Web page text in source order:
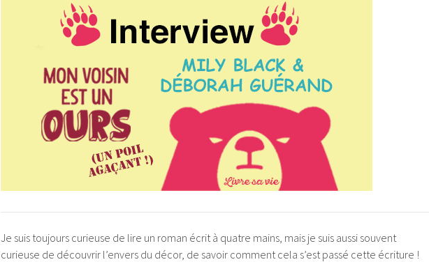
Je suis toujours curieuse de lire un roman écrit à quatre mains, mais je suis aussi souvent
curieuse de découvrir l’envers du décor, de savoir comment cela s’est passé cette écriture !